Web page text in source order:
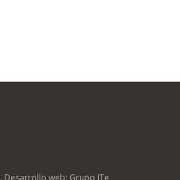
. Desarrollo web: Grupo ITe